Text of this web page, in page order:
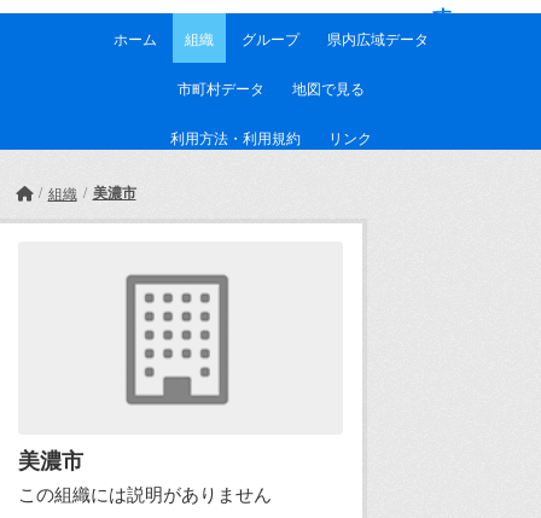
す
ホーム 組織 グループ 県内広域データ
市町村データ 地図で見る
利用方法・利用規約 リンク
組織 美濃市
美濃市
この組織には説明がありません